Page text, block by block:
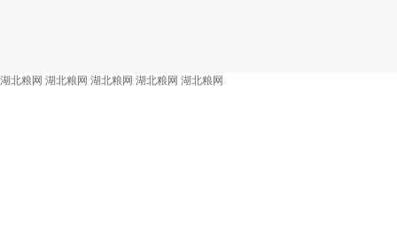
湖北粮网 湖北粮网 湖北粮网 湖北粮网 湖北粮网